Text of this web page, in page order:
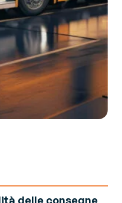
delle consegne